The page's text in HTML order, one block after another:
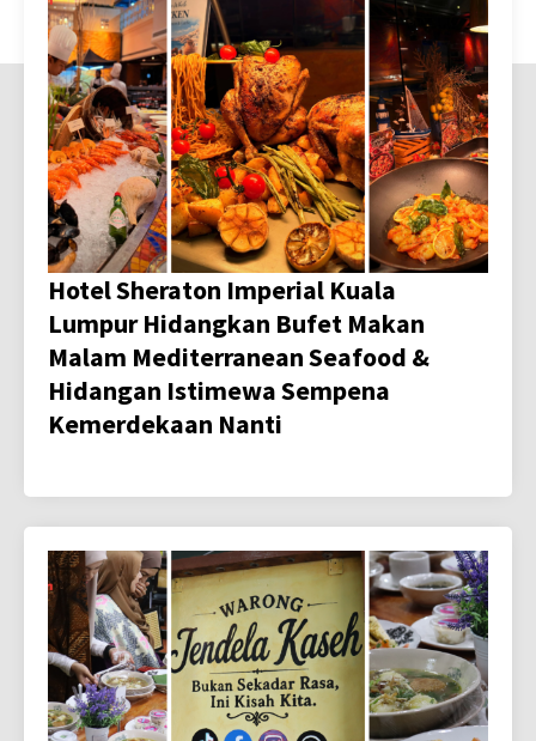
Hotel Sheraton Imperial Kuala
Lumpur Hidangkan Bufet Makan
Malam Mediterranean Seafood &
Hidangan Istimewa Sempena
Kemerdekaan Nanti